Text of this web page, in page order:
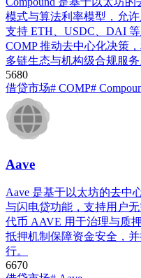
模式与算法利率模型，允
支持 ETH、USDC、DAI
COMP 推动去中心化决策
多链生态与机构级合规服务
5680
借贷市场# COMP#
Aave
Aave 是基于以太坊的去中
与闪电贷功能，支持用户
代币 AAVE 用于治理与质
抵押机制保障资金安全，
行。
6670